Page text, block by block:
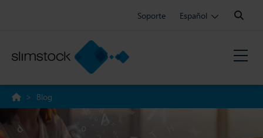
Soporte Español
Search:
> Blog